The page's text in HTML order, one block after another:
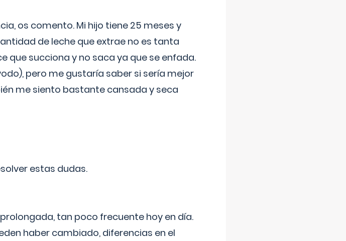
os comento. Mi hijo tiene 25 meses y
de leche que extrae no es tanta
que succiona y no saca ya que se enfada.
pero me gustaría saber si sería mejor
me siento bastante cansada y seca
estas dudas.
tan poco frecuente hoy en día.
haber cambiado, diferencias en el